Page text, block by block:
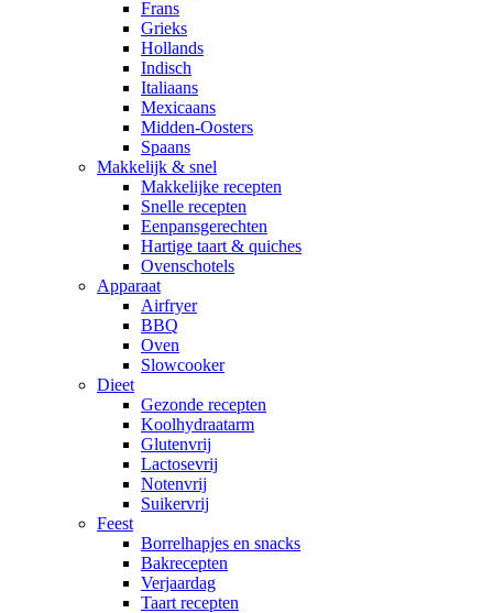
Frans
Grieks
Hollands
Indisch
Italiaans
Mexicaans
Midden-Oosters
Spaans
Makkelijk & snel
Makkelijke recepten
Snelle recepten
Eenpansgerechten
Hartige taart & quiches
Ovenschotels
Apparaat
Airfryer
BBQ
Oven
Slowcooker
Dieet
Gezonde recepten
Koolhydraatarm
Glutenvrij
Lactosevrij
Notenvrij
Suikervrij
Feest
Borrelhapjes en snacks
Bakrecepten
Verjaardag
Taart recepten